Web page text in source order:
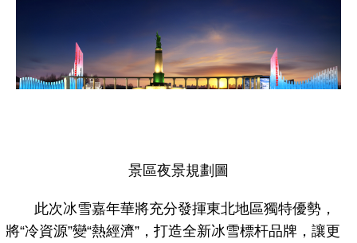
景區夜景規劃圖
此次冰雪嘉年華將充分發揮東北地區獨特優勢，
將“冷資源”變“熱經濟”，打造全新冰雪標杆品牌，讓更